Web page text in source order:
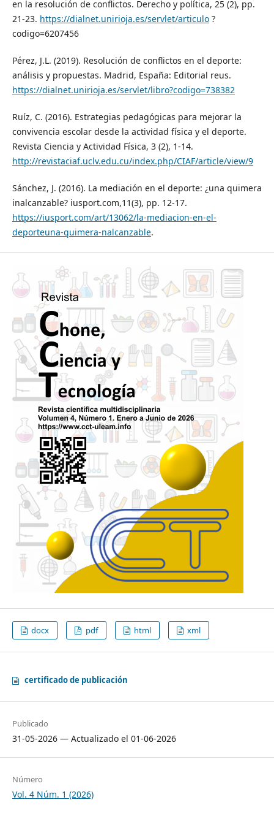
en la resolución de conflictos. Derecho y política, 25 (2), pp.
21-23. https://dialnet.unirioja.es/servlet/articulo?
codigo=6207456
Pérez, J.L. (2019). Resolución de conflictos en el deporte:
análisis y propuestas. Madrid, España: Editorial reus.
https://dialnet.unirioja.es/servlet/libro?codigo=738382
Ruíz, C. (2016). Estrategias pedagógicas para mejorar la
convivencia escolar desde la actividad física y el deporte.
Revista Ciencia y Actividad Física, 3 (2), 1-14.
http://revistaciaf.uclv.edu.cu/index.php/CIAF/article/view/9
Sánchez, J. (2016). La mediación en el deporte: ¿una quimera
inalcanzable? iusport.com,11(3), pp. 12-17.
https://iusport.com/art/13062/la-mediacion-en-el-
deporteuna-quimera-nalcanzable.
docx pdf html xml
certificado de publicación
Publicado
31-05-2026 — Actualizado el 01-06-2026
Número
Vol. 4 Núm. 1 (2026)